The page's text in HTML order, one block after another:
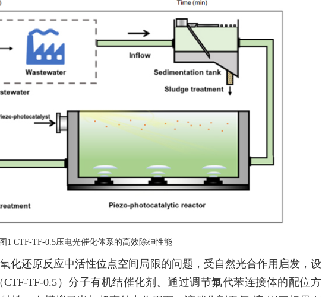
图1 CTF-TF-0.5压电光催化体系的高效除砷性能
化还原反应中活性位点空间局限的问题，受自然光合作用启发，设
TF-0.5）分子有机结催化剂。通过调节氟代苯连接体的配位方